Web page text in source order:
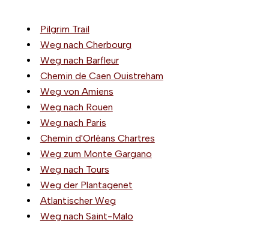
Pilgrim Trail
Weg nach Cherbourg
Weg nach Barfleur
Chemin de Caen Ouistreham
Weg von Amiens
Weg nach Rouen
Weg nach Paris
Chemin d'Orléans Chartres
Weg zum Monte Gargano
Weg nach Tours
Weg der Plantagenet
Atlantischer Weg
Weg nach Saint-Malo